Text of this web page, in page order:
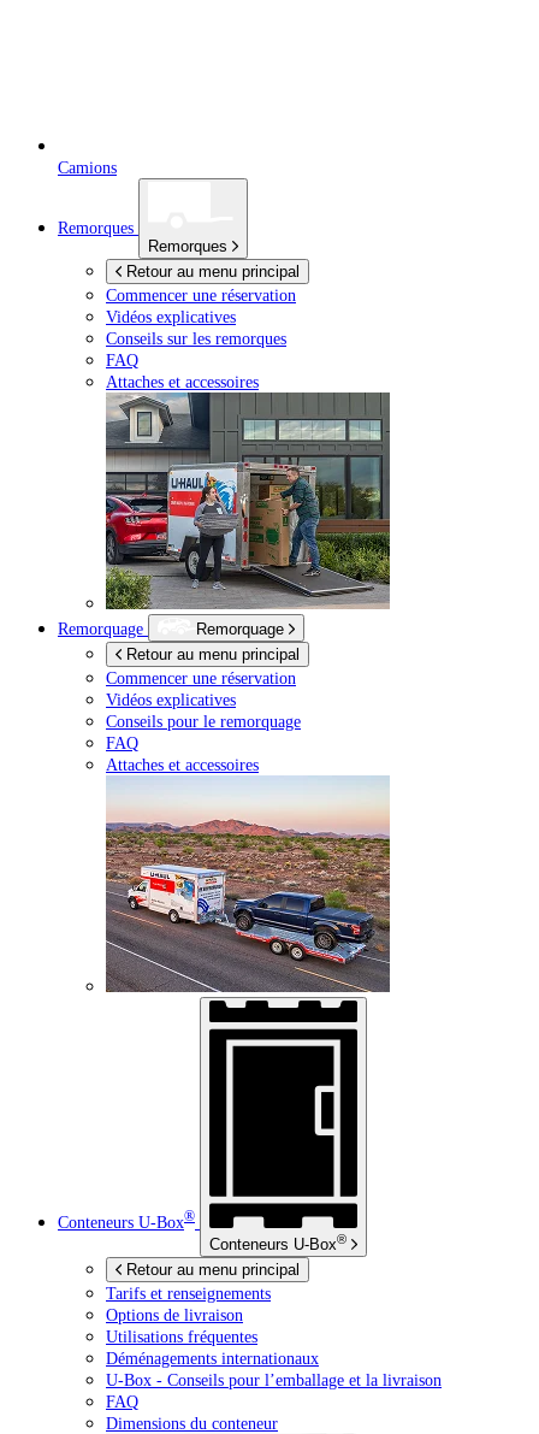
Camions
Remorques
Remorques
Retour au menu principal
Commencer une réservation
Vidéos explicatives
Conseils sur les remorques
FAQ
Attaches et accessoires
Remorquage
Remorquage
Retour au menu principal
Commencer une réservation
Vidéos explicatives
Conseils pour le remorquage
FAQ
Attaches et accessoires
Conteneurs U-Box®
Conteneurs U-Box®
Retour au menu principal
Tarifs et renseignements
Options de livraison
Utilisations fréquentes
Déménagements internationaux
U-Box - Conseils pour l’emballage et la livraison
FAQ
Dimensions du conteneur